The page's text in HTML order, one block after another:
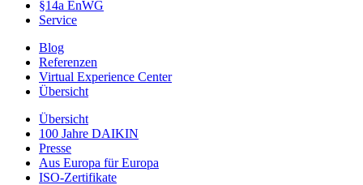
§14a EnWG
Service
Blog
Referenzen
Virtual Experience Center
Übersicht
Übersicht
100 Jahre DAIKIN
Presse
Aus Europa für Europa
ISO-Zertifikate